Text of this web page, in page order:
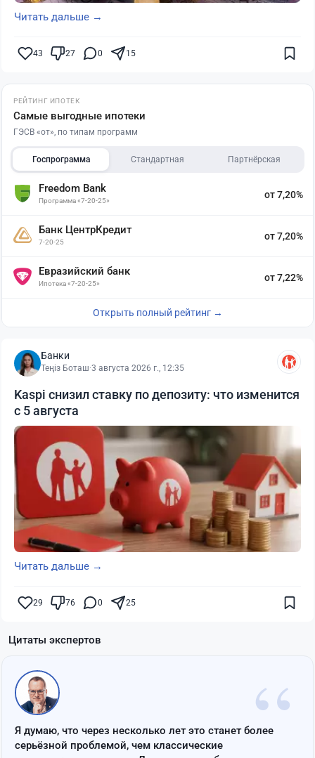
Читать дальше →
43 27 0 15
РЕЙТИНГ ИПОТЕК
Самые выгодные ипотеки
ГЭСВ «от», по типам программ
Госпрограмма Стандартная Партнёрская
Freedom Bank
Программа «7-20-25»
от 7,20%
Банк ЦентрКредит
7-20-25
от 7,20%
Евразийский банк
Ипотека «7-20-25»
от 7,22%
Открыть полный рейтинг →
Банки
Теңіз Боташ·3 августа 2026 г., 12:35
Kaspi снизил ставку по депозиту: что изменится
с 5 августа
Читать дальше →
29 76 0 25
Цитаты экспертов
“
Я думаю, что через несколько лет это станет более
серьёзной проблемой, чем классические